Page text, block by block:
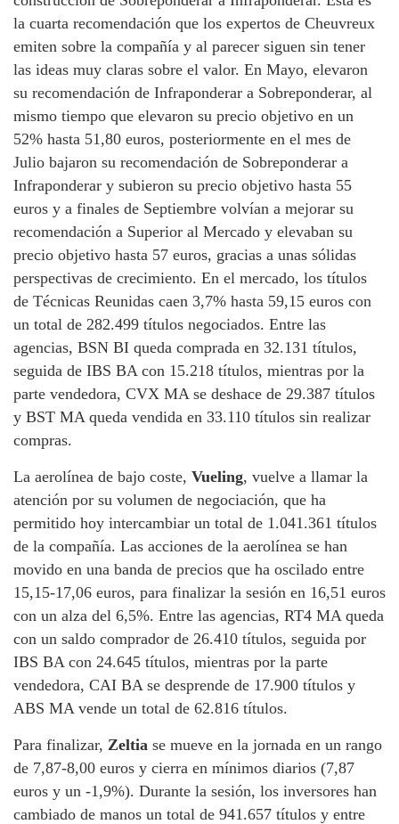
la cuarta recomendación que los expertos de Cheuvreux
emiten sobre la compañía y al parecer siguen sin tener
las ideas muy claras sobre el valor. En Mayo, elevaron
su recomendación de Infraponderar a Sobreponderar, al
mismo tiempo que elevaron su precio objetivo en un
52% hasta 51,80 euros, posteriormente en el mes de
Julio bajaron su recomendación de Sobreponderar a
Infraponderar y subieron su precio objetivo hasta 55
euros y a finales de Septiembre volvían a mejorar su
recomendación a Superior al Mercado y elevaban su
precio objetivo hasta 57 euros, gracias a unas sólidas
perspectivas de crecimiento. En el mercado, los títulos
de Técnicas Reunidas caen 3,7% hasta 59,15 euros con
un total de 282.499 títulos negociados. Entre las
agencias, BSN BI queda comprada en 32.131 títulos,
seguida de IBS BA con 15.218 títulos, mientras por la
parte vendedora, CVX MA se deshace de 29.387 títulos
y BST MA queda vendida en 33.110 títulos sin realizar
compras.
La aerolínea de bajo coste, Vueling, vuelve a llamar la
atención por su volumen de negociación, que ha
permitido hoy intercambiar un total de 1.041.361 títulos
de la compañía. Las acciones de la aerolínea se han
movido en una banda de precios que ha oscilado entre
15,15-17,06 euros, para finalizar la sesión en 16,51 euros
con un alza del 6,5%. Entre las agencias, RT4 MA queda
con un saldo comprador de 26.410 títulos, seguida por
IBS BA con 24.645 títulos, mientras por la parte
vendedora, CAI BA se desprende de 17.900 títulos y
ABS MA vende un total de 62.816 títulos.
Para finalizar, Zeltia se mueve en la jornada en un rango
de 7,87-8,00 euros y cierra en mínimos diarios (7,87
euros y un -1,9%). Durante la sesión, los inversores han
cambiado de manos un total de 941.657 títulos y entre